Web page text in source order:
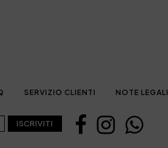
SERVIZIO CLIENTI NOTE LEGALI
ISCRIVITI